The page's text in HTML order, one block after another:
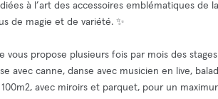
à l’art des accessoires emblématiques de
de magie et de variété. ✨
propose plusieurs fois par mois des
avec canne, danse avec musicien en live,
avec miroirs et parquet, pour un